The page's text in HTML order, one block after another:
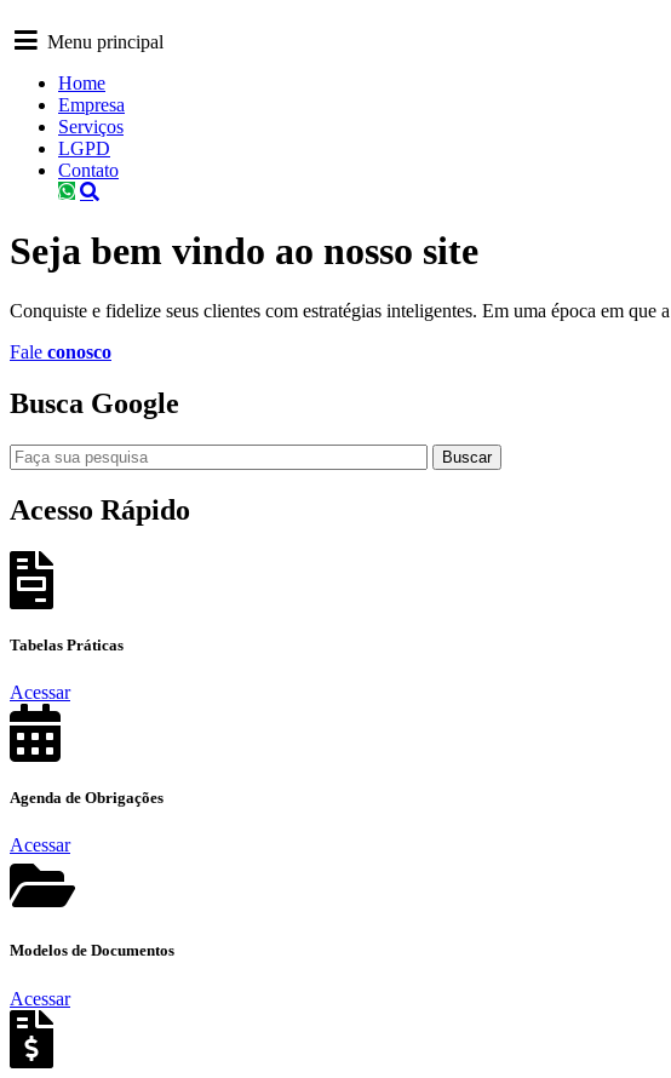
Menu principal
Home
Empresa
Serviços
LGPD
Contato
Seja bem vindo ao nosso site
Conquiste e fidelize seus clientes com estratégias inteligentes. Em uma época em
Fale conosco
Busca Google
Buscar
Acesso Rápido
Tabelas Práticas
Acessar
Agenda de Obrigações
Acessar
Modelos de Documentos
Acessar